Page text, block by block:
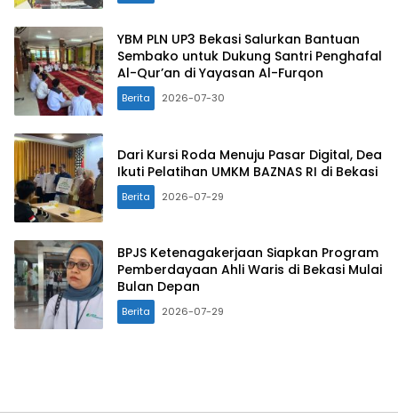
YBM PLN UP3 Bekasi Salurkan Bantuan
Sembako untuk Dukung Santri Penghafal
Al-Qur’an di Yayasan Al-Furqon
Berita 2026-07-30
Dari Kursi Roda Menuju Pasar Digital, Dea
Ikuti Pelatihan UMKM BAZNAS RI di Bekasi
Berita 2026-07-29
BPJS Ketenagakerjaan Siapkan Program
Pemberdayaan Ahli Waris di Bekasi Mulai
Bulan Depan
Berita 2026-07-29